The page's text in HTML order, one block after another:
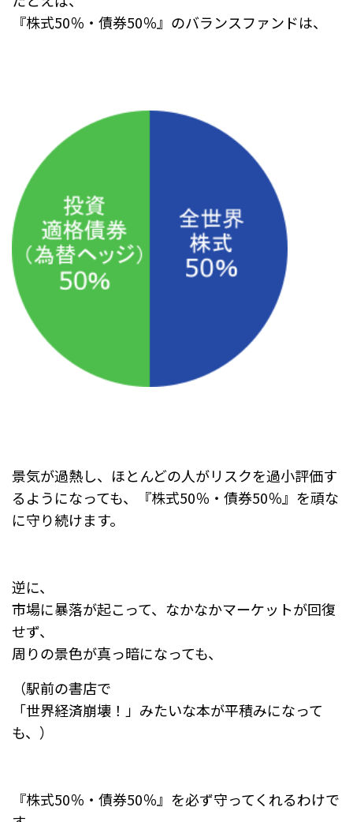
『株式50％・債券50％』のバランスファンドは、
景気が過熱し、 ほとんどの人がリスクを過小評価す
るようになっても、
『株式50％・債券50％』を頑な
に守り続けます。
逆に、
市場に暴落が起こって、なかなかマーケットが回復
せず、
周りの景色が真っ暗になっても、
（駅前の書店で
「世界経済崩壊！」みたいな本が平積みになって
も、）
『株式50％・債券50％』を必ず守ってくれるわけで